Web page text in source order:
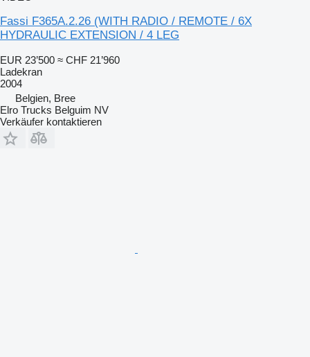
Fassi F365A.2.26 (WITH RADIO / REMOTE / 6X
HYDRAULIC EXTENSION / 4 LEG
EUR 23’500 ≈ CHF 21’960
Ladekran
2004
Belgien, Bree
Elro Trucks Belguim NV
Verkäufer kontaktieren